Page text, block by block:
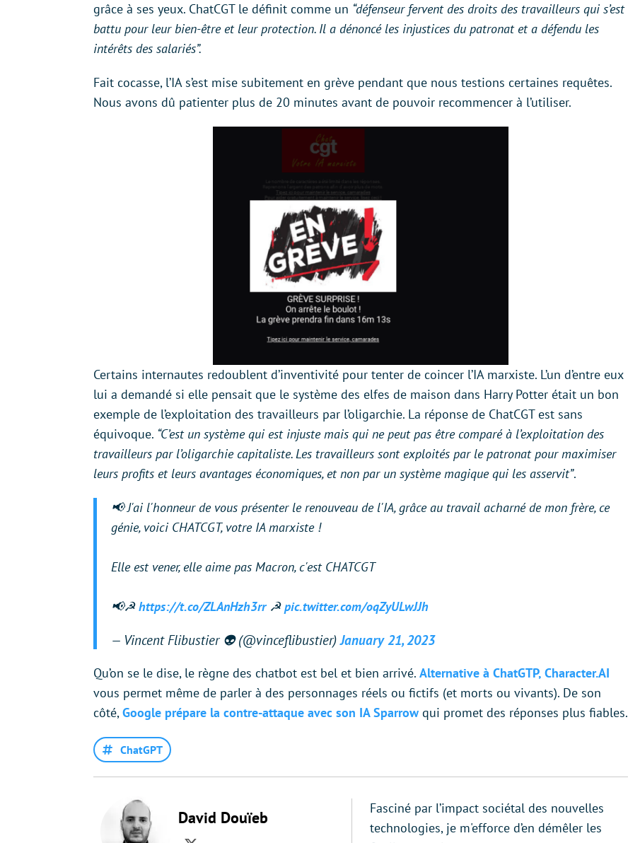
grâce à ses yeux. ChatCGT le définit comme un “défenseur fervent des droits des travailleurs qui s’est
battu pour leur bien-être et leur protection. Il a dénoncé les injustices du patronat et a défendu les
intérêts des salariés”.
Fait cocasse, l’IA s’est mise subitement en grève pendant que nous testions certaines requêtes.
Nous avons dû patienter plus de 20 minutes avant de pouvoir recommencer à l’utiliser.
Certains internautes redoublent d’inventivité pour tenter de coincer l’IA marxiste. L’un d’entre eux
lui a demandé si elle pensait que le système des elfes de maison dans Harry Potter était un bon
exemple de l’exploitation des travailleurs par l’oligarchie. La réponse de ChatCGT est sans
équivoque. “C’est un système qui est injuste mais qui ne peut pas être comparé à l’exploitation des
travailleurs par l’oligarchie capitaliste. Les travailleurs sont exploités par le patronat pour maximiser
leurs profits et leurs avantages économiques, et non par un système magique qui les asservit”.
📢 J'ai l'honneur de vous présenter le renouveau de l'IA, grâce au travail acharné de mon frère, ce
génie, voici CHATCGT, votre IA marxiste !
Elle est vener, elle aime pas Macron, c'est CHATCGT
📢☭https://t.co/ZLAnHzh3rr☭pic.twitter.com/oqZyULwJJh
— Vincent Flibustier 👽 (@vinceflibustier)January 21, 2023
Qu’on se le dise, le règne des chatbot est bel et bien arrivé. Alternative à ChatGTP, Character.AI
vous permet même de parler à des personnages réels ou fictifs (et morts ou vivants). De son
côté,Google prépare la contre-attaque avec son IA Sparrow qui promet des réponses plus fiables.
ChatGPT
David Douïeb
Fasciné par l’impact sociétal des nouvelles
technologies, je m'efforce d’en démêler les